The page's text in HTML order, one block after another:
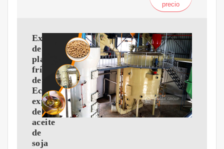
precio
Extracto
de
planta
fría
de
Ecuador,
expulsor
de
aceite
de
soja